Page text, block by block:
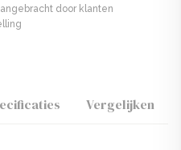
Vergelijken
door klanten